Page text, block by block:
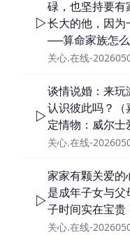
碌，也坚持要
长大的他，因为
──算命家族怎
关心.在线-
谈情说婚：来
认识彼此吗？（
定情物：威尔士
关心.在线-
家家有颗关爱
是成年子女与
子时间实在宝贵
关心.在线-